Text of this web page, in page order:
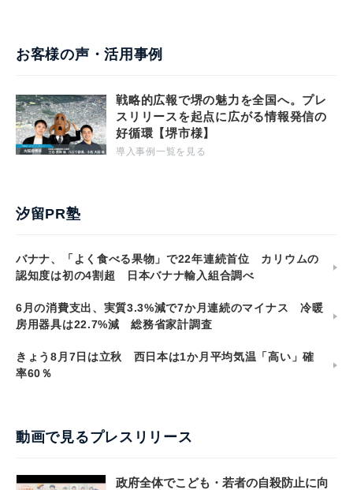
お客様の声・活用事例
戦略的広報で堺の魅力を全国へ。プレ
スリリースを起点に広がる情報発信の
好循環【堺市様】
導入事例一覧を見る
汐留PR塾
バナナ、「よく食べる果物」で22年連続首位 カリウムの
認知度は初の4割超 日本バナナ輸入組合調べ
6月の消費支出、実質3.3%減で7か月連続のマイナス 冷暖
房用器具は22.7%減 総務省家計調査
きょう8月7日は立秋 西日本は1か月平均気温「高い」確
率60％
動画で見るプレスリリース
政府全体でこども・若者の自殺防止に向